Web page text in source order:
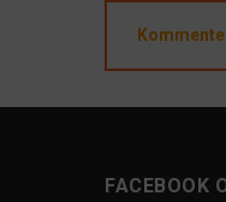
FACEBOOK